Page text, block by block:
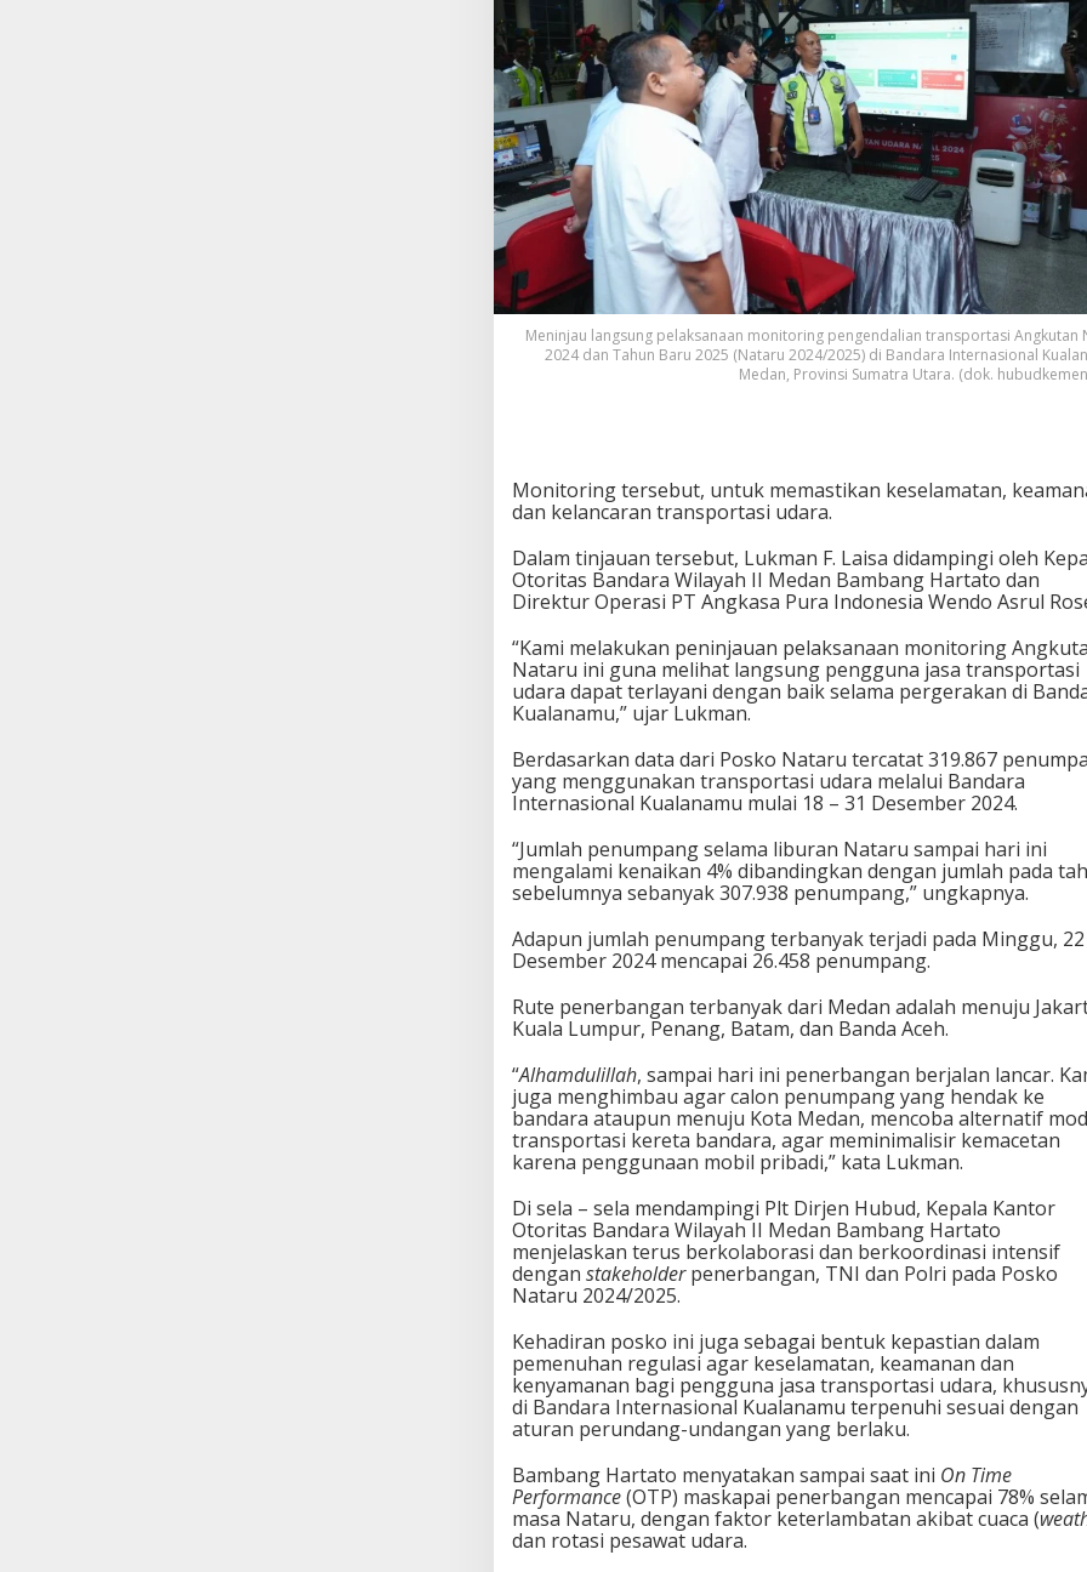
Meninjau langsung pelaksanaan monitoring pengendalian transportasi Angkutan
2024 dan Tahun Baru 2025 (Nataru 2024/2025) di Bandara Internasional
Medan, Provinsi Sumatra Utara. (dok.
Monitoring tersebut, untuk memastikan keselamatan,
dan kelancaran transportasi udara.
Dalam tinjauan tersebut, Lukman F. Laisa didampingi oleh
Otoritas Bandara Wilayah II Medan Bambang Hartato dan
Direktur Operasi PT Angkasa Pura Indonesia Wendo Asrul
“Kami melakukan peninjauan pelaksanaan monitoring
Nataru ini guna melihat langsung pengguna jasa transportasi
udara dapat terlayani dengan baik selama pergerakan di
Kualanamu,” ujar Lukman.
Berdasarkan data dari Posko Nataru tercatat 319.867
yang menggunakan transportasi udara melalui Bandara
Internasional Kualanamu mulai 18 – 31 Desember 2024.
“Jumlah penumpang selama liburan Nataru sampai hari ini
mengalami kenaikan 4% dibandingkan dengan jumlah pada
sebelumnya sebanyak 307.938 penumpang,” ungkapnya.
Adapun jumlah penumpang terbanyak terjadi pada Minggu, 22
Desember 2024 mencapai 26.458 penumpang.
Rute penerbangan terbanyak dari Medan adalah menuju
Kuala Lumpur, Penang, Batam, dan Banda Aceh.
“Alhamdulillah, sampai hari ini penerbangan berjalan lancar.
juga menghimbau agar calon penumpang yang hendak ke
bandara ataupun menuju Kota Medan, mencoba alternatif
transportasi kereta bandara, agar meminimalisir kemacetan
karena penggunaan mobil pribadi,” kata Lukman.
Di sela – sela mendampingi Plt Dirjen Hubud, Kepala Kantor
Otoritas Bandara Wilayah II Medan Bambang Hartato
menjelaskan terus berkolaborasi dan berkoordinasi intensif
dengan stakeholderpenerbangan, TNI dan Polri pada Posko
Nataru 2024/2025.
Kehadiran posko ini juga sebagai bentuk kepastian dalam
pemenuhan regulasi agar keselamatan, keamanan dan
kenyamanan bagi pengguna jasa transportasi udara,
di Bandara Internasional Kualanamu terpenuhi sesuai dengan
aturan perundang-undangan yang berlaku.
Bambang Hartato menyatakan sampai saat ini On Time
Performance(OTP) maskapai penerbangan mencapai 78%
masa Nataru, dengan faktor keterlambatan akibat cuaca (
dan rotasi pesawat udara.